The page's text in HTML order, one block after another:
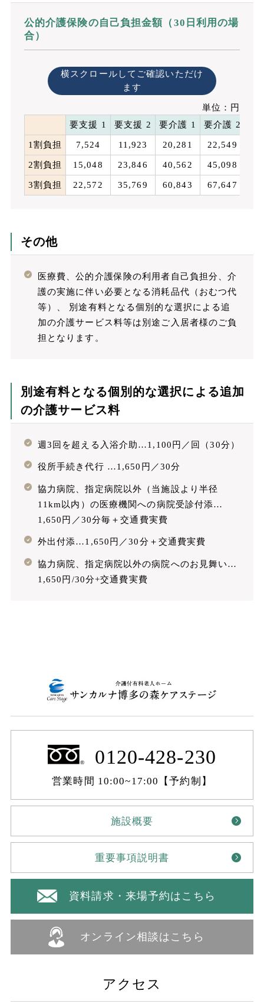
公的介護保険の自己負担金額（30日利用の場
合）
横スクロールしてご確認いただけ
ます
単位：円
要支援 1
要支援 2 要介護 1 要介護 2
1割負担 7,524 11,923 20,281 22,549
2割負担 15,048 23,846 40,562 45,098
3割負担 22,572 35,769 60,843 67,647
その他
医療費、公的介護保険の利用者自己負担分、介
護の実施に伴い必要となる消耗品代（おむつ代
等）、 別途有料となる個別的な選択による追
加の介護サービス料等は別途ご入居者様のご負
担となります。
別途有料となる個別的な選択による追加
の介護サービス料
週3回を超える入浴介助…1,100円／回（30分）
役所手続き代行 …1,650円／30分
協力病院、指定病院以外（当施設より半径
11km以内）の医療機関への病院受診付添…
1,650円／30分毎＋交通費実費
外出付添…1,650円／30分＋交通費実費
協力病院、指定病院以外の病院へのお見舞い…
1,650円/30分+交通費実費
0120-428-230
営業時間 10:00~17:00【予約制】
施設概要
重要事項説明書
資料請求・来場予約はこちら
オンライン相談はこちら
アクセス